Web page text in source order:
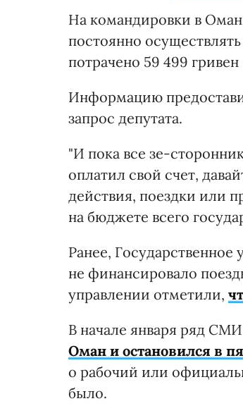
На командировки в
постоянно
потрачено 59 499
Информацию
запрос депутата.
"И пока все зе-
оплатил свой счет,
действия, поездки или
на бюджете всего
Ранее, Государственное
не финансировало
управлении отметили,
В начале января ряд
Оман и остановился в
о рабочий или
было.